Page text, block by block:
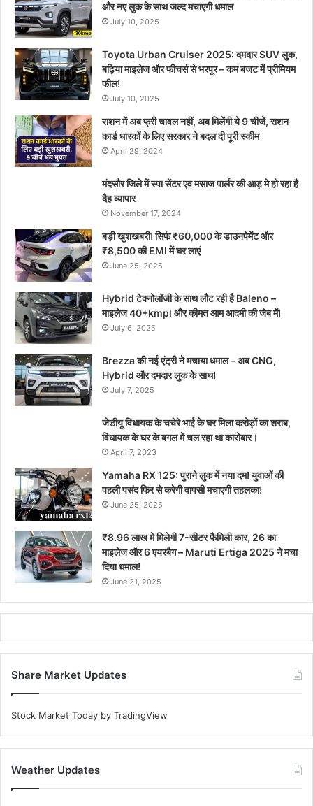
और नए लुक के साथ जल्द मचाएगी धमाल
July 10, 2025
Toyota Urban Cruiser 2025: दमदार SUV लुक,
बढ़िया माइलेज और फीचर्स से भरपूर – कम बजट में प्रीमियम
फील!
July 10, 2025
राशन में अब फ्री चावल नहीं, अब मिलेंगी ये 9 चीजें, राशन
कार्ड धारकों के लिए सरकार ने बदल दी पूरी स्कीम
April 29, 2024
मंदसौर जिले में स्पा सेंटर एव मसाज पार्लर की आड़ मे हो रहा है
दैह व्यापार
November 17, 2024
बड़ी खुशखबरी! सिर्फ ₹60,000 के डाउनपेमेंट और
₹8,500 की EMI में घर लाएं
June 25, 2025
Hybrid टेक्नोलॉजी के साथ लौट रही है Baleno –
माइलेज 40+kmpl और कीमत आम आदमी की जेब में!
July 6, 2025
Brezza की नई एंट्री ने मचाया धमाल – अब CNG,
Hybrid और दमदार लुक के साथ!
July 7, 2025
जेडीयू विधायक के चचेरे भाई के घर मिला करोड़ों का शराब,
विधायक के घर के बगल में चल रहा था कारोबार।
April 7, 2023
Yamaha RX 125: पुराने लुक में नया दम! युवाओं की
पहली पसंद फिर से करेगी वापसी मचाएगी तहलका!
June 25, 2025
₹8.96 लाख में मिलेगी 7-सीटर फैमिली कार, 26 का
माइलेज और 6 एयरबैग – Maruti Ertiga 2025 ने मचा
दिया धमाल!
June 21, 2025
Share Market Updates
Stock Market Today by TradingView
Weather Updates